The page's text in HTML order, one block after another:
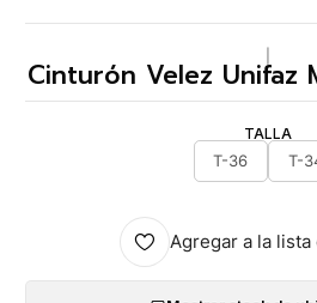
Cinturón Velez Unifaz
TALLA
T-36
T-
Agregar a la